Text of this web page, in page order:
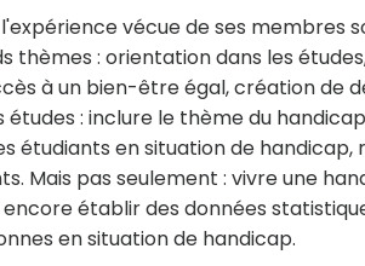
vécue de ses membres
thèmes : orientation dans les
à un bien-être égal, création de
: inclure le thème du
étudiants en situation de handicap,
Mais pas seulement : vivre une
établir des données
en situation de handicap.